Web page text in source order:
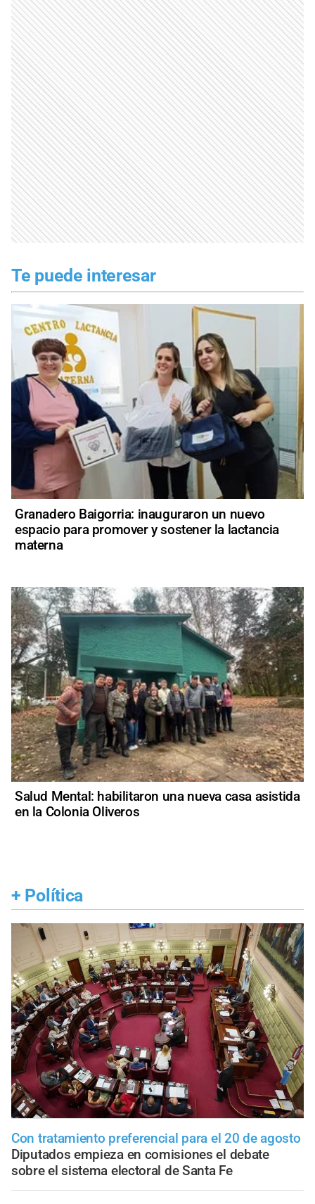
Te puede interesar
Granadero Baigorria: inauguraron un nuevo
espacio para promover y sostener la lactancia
materna
Salud Mental: habilitaron una nueva casa asistida
en la Colonia Oliveros
+ Política
Con tratamiento preferencial para el 20 de agosto
Diputados empieza en comisiones el debate
sobre el sistema electoral de Santa Fe